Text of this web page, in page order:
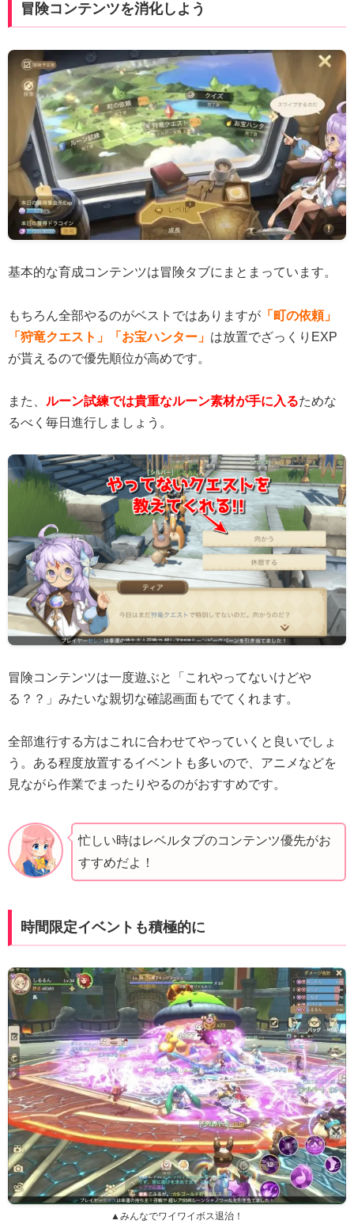
冒険コンテンツを消化しよう
基本的な育成コンテンツは冒険タブにまとまっています。
もちろん全部やるのがベストではありますが 「町の依頼」
「狩竜クエスト」「お宝ハンター」 は放置でざっくりEXP
が貰えるので優先順位が高めです。
また、 ルーン試練では貴重なルーン素材が手に入るためな
るべく毎日進行しましょう。
冒険コンテンツは一度遊ぶと「これやってないけどや
る？？」みたいな親切な確認画面もでてくれます。
全部進行する方はこれに合わせてやっていくと良いでしょ
う。ある程度放置するイベントも多いので、アニメなどを
見ながら作業でまったりやるのがおすすめです。
忙しい時はレベルタブのコンテンツ優先がお
すすめだよ！
時間限定イベントも積極的に
▲みんなでワイワイボス退治！